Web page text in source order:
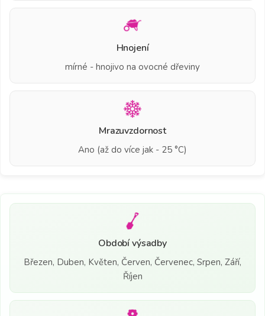
Hnojení
mírné - hnojivo na ovocné dřeviny
Mrazuvzdornost
Ano (až do více jak - 25 °C)
Období výsadby
Březen, Duben, Květen, Červen, Červenec, Srpen, Září,
Říjen